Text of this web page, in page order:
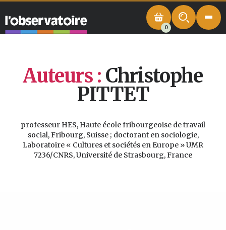
0
Auteurs : Christophe
PITTET
professeur HES, Haute école fribourgeoise de travail
social, Fribourg, Suisse ; doctorant en sociologie,
Laboratoire « Cultures et sociétés en Europe » UMR
7236/CNRS, Université de Strasbourg, France